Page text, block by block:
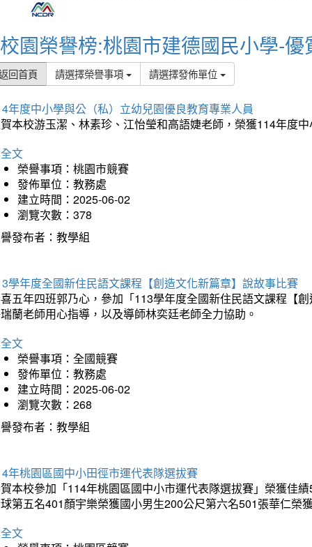
校園榮譽榜:桃園市建德國民小學-優
回首頁 請選擇榮譽事項 請選擇發佈單位
年度中小學與公（私）立幼兒園優良教育專業人員
本校游玉潔、林素珍、江怡瑩和高語婕老師，榮獲114年度
文
榮譽事項：桃園市競賽
發佈單位：教務處
建立時間：2025-06-02
瀏覽次數：378
發布者：教學組
學年度全國新住民語文課程【創造文化新篇章】說故事比賽
五年四班郭乃心，參加「113學年度全國新住民語文課程【
蘭老師用心指導，以及導師林奕廷老師全力協助。
文
榮譽事項：全國競賽
發佈單位：教務處
建立時間：2025-06-02
瀏覽次數：268
發布者：教學組
年桃園區國中小田徑市運代表隊選拔賽
本校參加「114年桃園區國中小市運代表隊選拔賽」榮獲佳
第五名401顏宇樂榮獲國小男生200公尺第六名501張華仁
文